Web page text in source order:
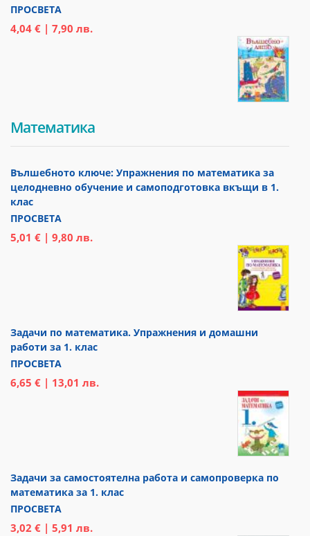
ПРОСВЕТА
4,04 € | 7,90 лв.
Математика
Вълшебното ключе: Упражнения по математика за
целодневно обучение и самоподготовка вкъщи в 1.
клас
ПРОСВЕТА
5,01 € | 9,80 лв.
Задачи по математика. Упражнения и домашни
работи за 1. клас
ПРОСВЕТА
6,65 € | 13,01 лв.
Задачи за самостоятелна работа и самопроверка по
математика за 1. клас
ПРОСВЕТА
3,02 € | 5,91 лв.